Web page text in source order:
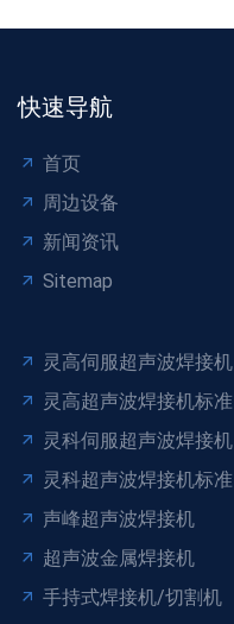
快速导航
首页
周边设备
新闻资讯
Sitemap
灵高伺服超声波焊接机
灵高超声波焊接机标准
灵科伺服超声波焊接机
灵科超声波焊接机标准
声峰超声波焊接机
超声波金属焊接机
手持式焊接机/切割机